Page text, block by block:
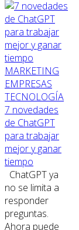
MARKETING
EMPRESAS
TECNOLOGÍA
7 novedades
de ChatGPT
para trabajar
mejor y ganar
tiempo
ChatGPT ya
no se limita a
responder
preguntas.
Ahora puede